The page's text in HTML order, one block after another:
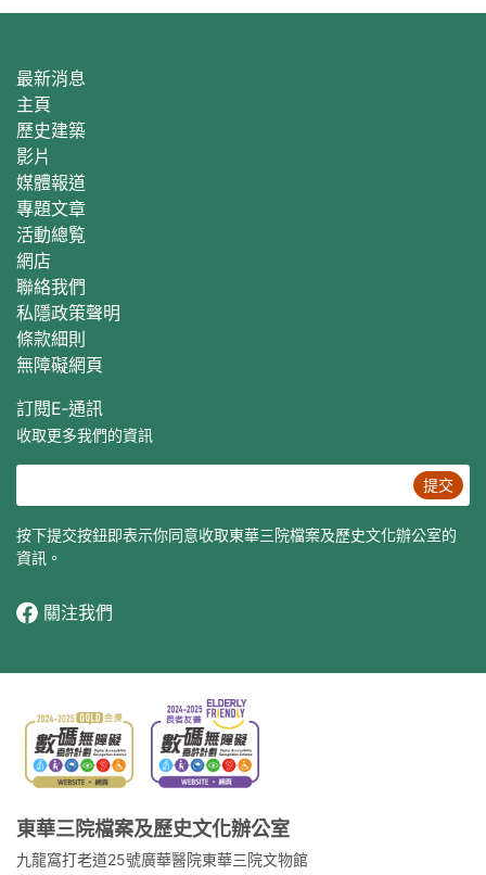
最新消息
主頁
歷史建築
影片
媒體報道
專題文章
活動總覧
網店
聯絡我們
私隱政策聲明
條款細則
無障礙網頁
訂閱E‐通訊
收取更多我們的資訊
提交
按下提交按鈕即表示你同意收取東華三院檔案及歷史文化辦公室的
資訊。
關注我們
東華三院檔案及歷史文化辦公室
九龍窩打老道25號廣華醫院東華三院文物館